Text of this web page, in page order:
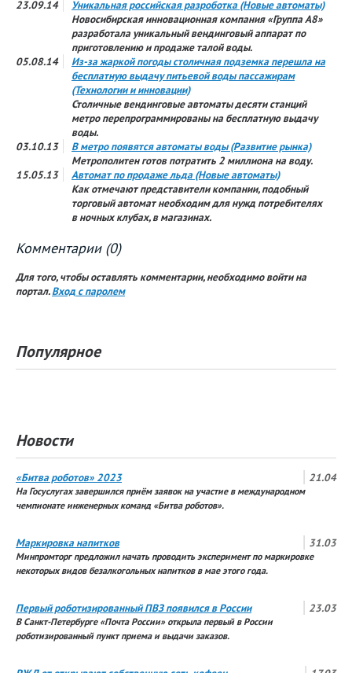
23.09.14
Уникальная российская разроботка (Новые автоматы)
Новосибирская инновационная компания «Группа А8»
разработала уникальный вендинговый аппарат по
приготовлению и продаже талой воды.
05.08.14
Из-за жаркой погоды столичная подземка перешла на
бесплатную выдачу питьевой воды пассажирам
(Технологии и инновации)
Столичные вендинговые автоматы десяти станций
метро перепрограммированы на бесплатную выдачу
воды.
03.10.13
В метро появятся автоматы воды (Развитие рынка)
Метрополитен готов потратить 2 миллиона на воду.
15.05.13
Автомат по продаже льда (Новые автоматы)
Как отмечают представители компании, подобный
торговый автомат необходим для нужд потребителях
в ночных клубах, в магазинах.
Комментарии (0)
Для того, чтобы оставлять комментарии, необходимо войти на
портал.Вход с паролем
Популярное
Новости
21.04
«Битва роботов» 2023
На Госуслугах завершился приём заявок на участие в международном
чемпионате инженерных команд «Битва роботов».
31.03
Маркировка напитков
Минпромторг предложил начать проводить эксперимент по маркировке
некоторых видов безалкогольных напитков в мае этого года.
23.03
Первый роботизированный ПВЗ появился в России
В Санкт-Петербурге «Почта России» открыла первый в России
роботизированный пункт приема и выдачи заказов.